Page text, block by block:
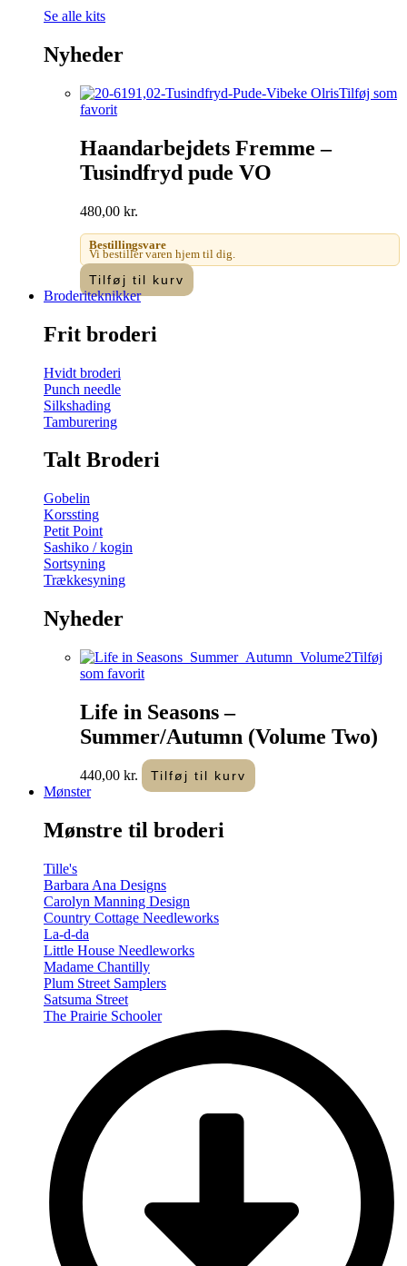
Se alle kits
Nyheder
Tilføj som
favorit
Haandarbejdets Fremme –
Tusindfryd pude VO
480,00 kr.
Bestillingsvare
Vi bestiller varen hjem til dig.
Tilføj til kurv
Broderiteknikker
Frit broderi
Hvidt broderi
Punch needle
Silkshading
Tamburering
Talt Broderi
Gobelin
Korssting
Petit Point
Sashiko / kogin
Sortsyning
Trækkesyning
Nyheder
Tilføj
som favorit
Life in Seasons –
Summer/Autumn (Volume Two)
440,00 kr. Tilføj til kurv
Mønster
Mønstre til broderi
Tille's
Barbara Ana Designs
Carolyn Manning Design
Country Cottage Needleworks
La-d-da
Little House Needleworks
Madame Chantilly
Plum Street Samplers
Satsuma Street
The Prairie Schooler